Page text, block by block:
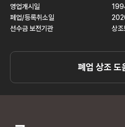
영업개시일
폐업/등록취소일
선수금 보전기관
상조
폐업 상조 도